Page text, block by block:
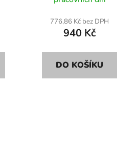
776,86 Kč bez DPH
940 Kč
DO KOŠÍKU